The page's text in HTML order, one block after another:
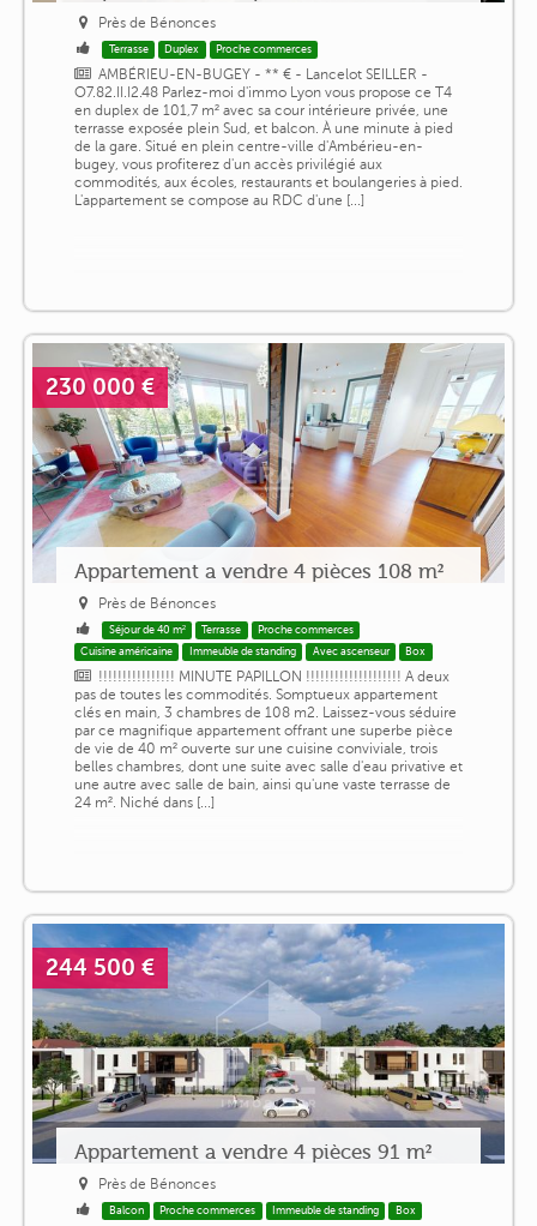
Près de Bénonces
Terrasse Duplex Proche commerces
AMBÉRIEU-EN-BUGEY - ** € - Lancelot SEILLER -
O7.82.II.I2.48 Parlez-moi d'immo Lyon vous propose ce T4
en duplex de 101,7 m² avec sa cour intérieure privée, une
terrasse exposée plein Sud, et balcon. À une minute à pied
de la gare. Situé en plein centre-ville d'Ambérieu-en-
bugey, vous profiterez d'un accès privilégié aux
commodités, aux écoles, restaurants et boulangeries à pied.
L'appartement se compose au RDC d'une [...]
230 000 €
Appartement a vendre 4 pièces 108 m²
Près de Bénonces
Séjour de 40 m² Terrasse
Proche commerces
Cuisine américaine
Immeuble de standing Avec ascenseur Box
!!!!!!!!!!!!!!!! MINUTE PAPILLON !!!!!!!!!!!!!!!!!!!! A deux
pas de toutes les commodités. Somptueux appartement
clés en main, 3 chambres de 108 m2. Laissez-vous séduire
par ce magnifique appartement offrant une superbe pièce
de vie de 40 m² ouverte sur une cuisine conviviale, trois
belles chambres, dont une suite avec salle d'eau privative et
une autre avec salle de bain, ainsi qu'une vaste terrasse de
24 m². Niché dans [...]
244 500 €
Appartement a vendre 4 pièces 91 m²
Près de Bénonces
Balcon Proche commerces Immeuble de standing Box